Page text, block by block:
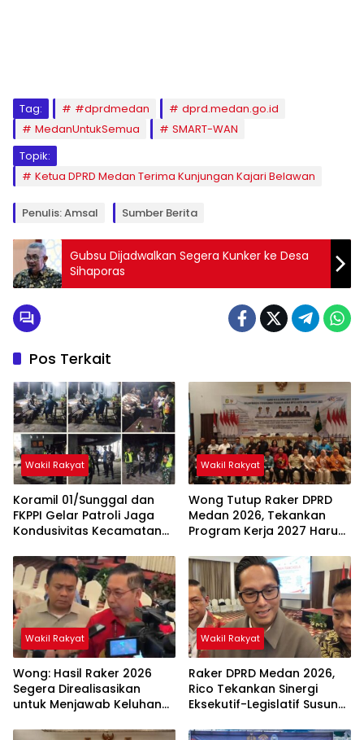
Tag: #dprdmedan
dprd.medan.go.id
MedanUntukSemua
SMART-WAN
Topik:
Ketua DPRD Medan Terima Kunjungan Kajari Belawan
Penulis: Amsal Sumber Berita
Gubsu Dijadwalkan Segera Kunker ke Desa
Sihaporas
Pos Terkait
Wakil Rakyat
Koramil 01/Sunggal dan
FKPPI Gelar Patroli Jaga
Kondusivitas Kecamatan
Wakil Rakyat
Wong Tutup Raker DPRD
Medan 2026, Tekankan
Program Kerja 2027 Harus
Masyarakat
Wakil Rakyat
Wong: Hasil Raker 2026
Segera Direalisasikan
untuk Menjawab Keluhan
Wakil Rakyat
Raker DPRD Medan 2026,
Rico Tekankan Sinergi
Eksekutif-Legislatif Susun